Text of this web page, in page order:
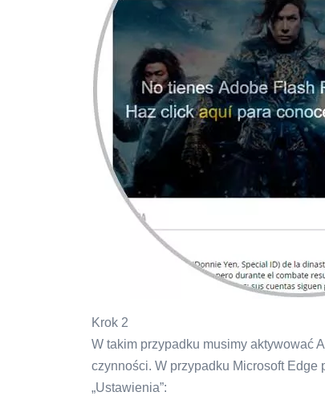
Krok 2
W takim przypadku musimy aktywować
czynności. W przypadku Microsoft
„Ustawienia”: